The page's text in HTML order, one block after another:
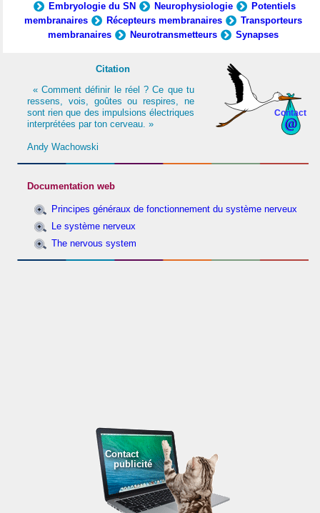
Embryologie du SN
Neurophysiologie
Potentiels
membranaires
Récepteurs membranaires
Transporteurs
membranaires
Neurotransmetteurs Synapses
Contact
Citation
« Comment définir le réel ? Ce que tu
ressens, vois, goûtes ou respires, ne
sont rien que des impulsions électriques
interprétées par ton cerveau. »
Andy Wachowski
Documentation web
Principes généraux de fonctionnement du système nerveux
Le système nerveux
The nervous system
Contact
publicité